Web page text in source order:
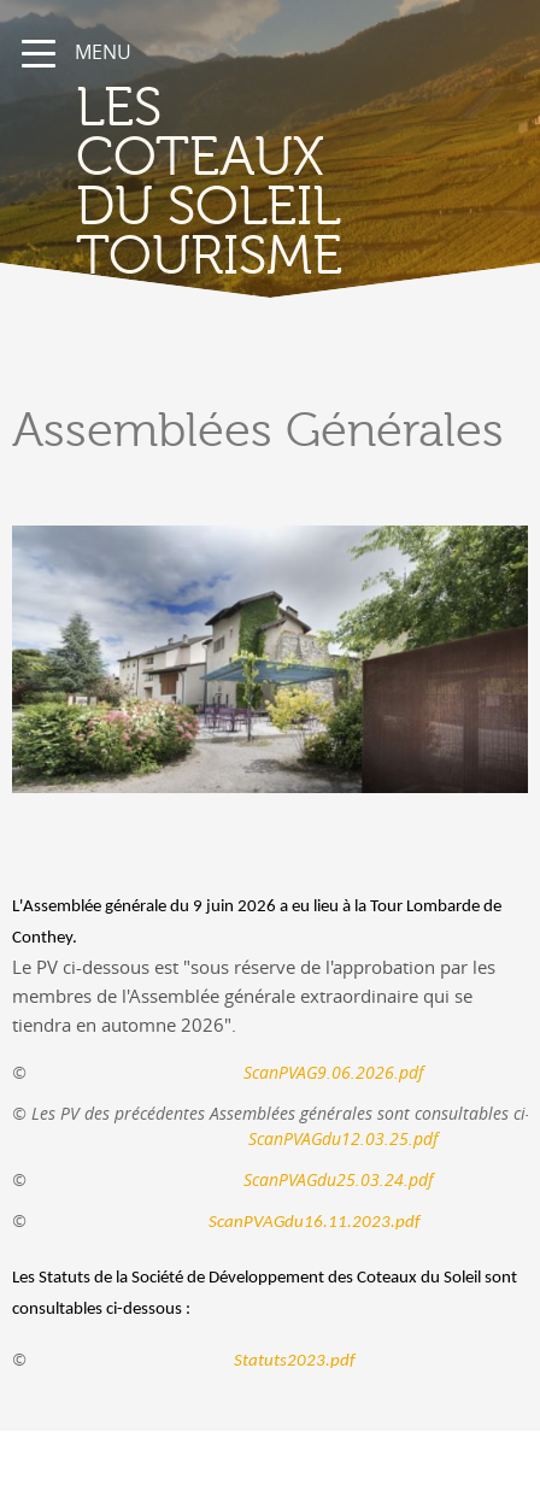
MENU
LES
COTEAUX
DU SOLEIL
TOURISME
Assemblées Générales
L'Assemblée générale du 9 juin 2026 a eu lieu à la Tour Lombarde de
Conthey.
Le PV ci-dessous est "sous réserve de l'approbation par les
membres de l'Assemblée générale extraordinaire qui se
tiendra en automne 2026".
ScanPVAG9.06.2026.pdf
Les PV des précédentes Assemblées générales sont consultables ci-
ScanPVAGdu12.03.25.pdf
ScanPVAGdu25.03.24.pdf
ScanPVAGdu16.11.2023.pdf
Les Statuts de la Société de Développement des Coteaux du Soleil sont
consultables ci-dessous :
Statuts2023.pdf